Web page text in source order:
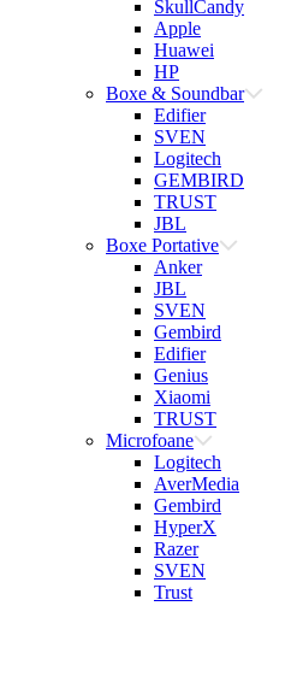
SkullCandy
Apple
Huawei
HP
Boxe & Soundbar
Edifier
SVEN
Logitech
GEMBIRD
TRUST
JBL
Boxe Portative
Anker
JBL
SVEN
Gembird
Edifier
Genius
Xiaomi
TRUST
Microfoane
Logitech
AverMedia
Gembird
HyperX
Razer
SVEN
Trust